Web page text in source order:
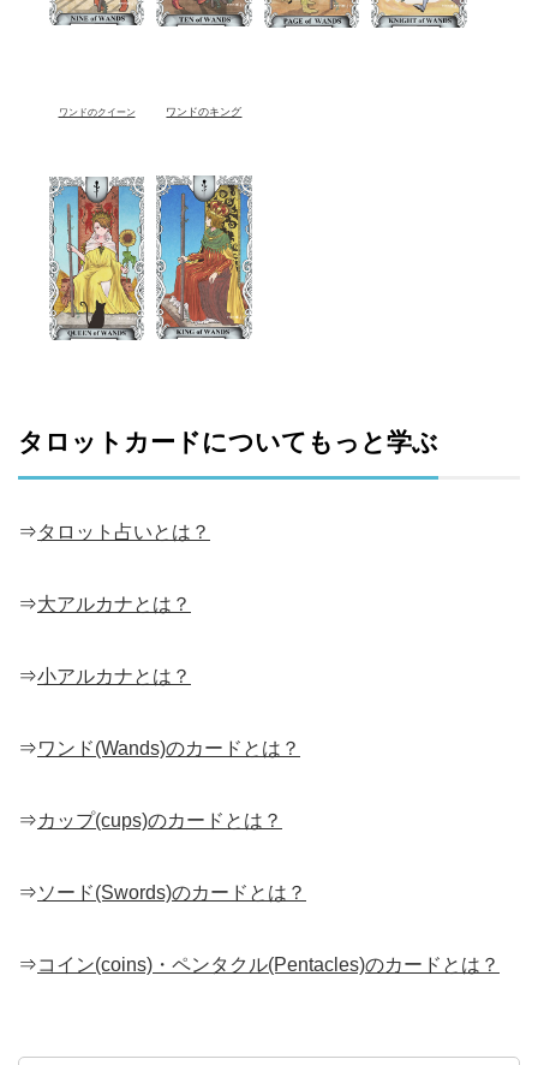
ワンドのクイーン ワンドのキング
タロットカードについてもっと学ぶ
⇒タロット占いとは？
⇒大アルカナとは？
⇒小アルカナとは？
⇒ワンド(Wands)のカードとは？
⇒カップ(cups)のカードとは？
⇒ソード(Swords)のカードとは？
⇒コイン(coins)・ペンタクル(Pentacles)のカードとは？